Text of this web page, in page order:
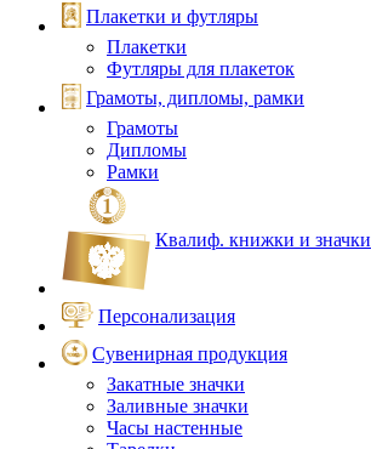
Плакетки и футляры
Плакетки
Футляры для плакеток
Грамоты, дипломы, рамки
Грамоты
Дипломы
Рамки
Квалиф. книжки и значки
Персонализация
Сувенирная продукция
Закатные значки
Заливные значки
Часы настенные